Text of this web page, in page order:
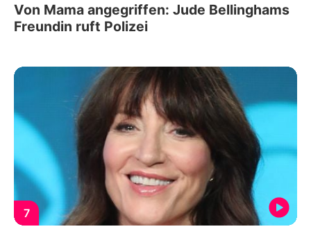
Von Mama angegriffen: Jude Bellinghams
Freundin ruft Polizei
7